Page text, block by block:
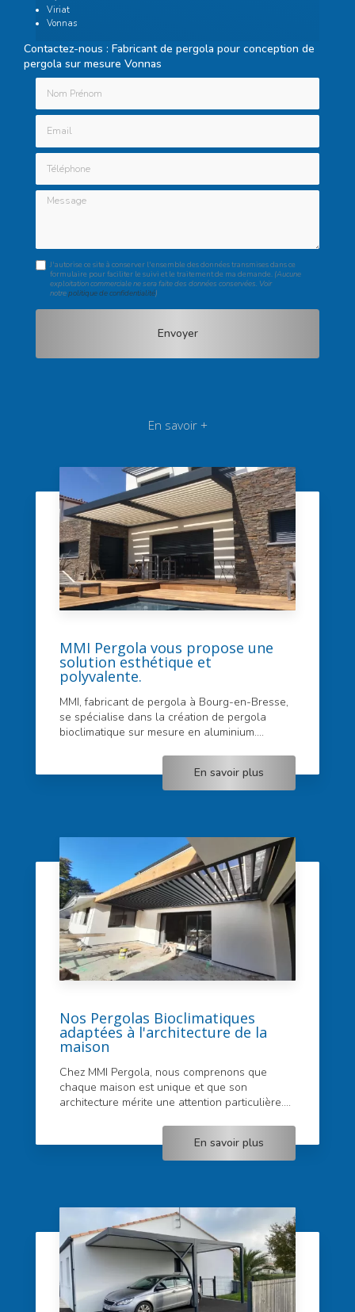
Viriat
Vonnas
Contactez-nous : Fabricant de pergola pour conception de
pergola sur mesure Vonnas
Nom Prénom
Téléphone
Message
J'autorise ce site à conserver l'ensemble des données transmises dans ce
formulaire pour faciliter le suivi et le traitement de ma demande. (Aucune
exploitation commerciale ne sera faite des données conservées. Voir
notrepolitique de confidentialité)
En savoir +
MMI Pergola vous propose une
solution esthétique et
polyvalente.
MMI, fabricant de pergola à Bourg-en-Bresse,
se spécialise dans la création de pergola
bioclimatique sur mesure en aluminium....
En savoir plus
Nos Pergolas Bioclimatiques
adaptées à l'architecture de la
maison
Chez MMI Pergola, nous comprenons que
chaque maison est unique et que son
architecture mérite une attention particulière....
En savoir plus